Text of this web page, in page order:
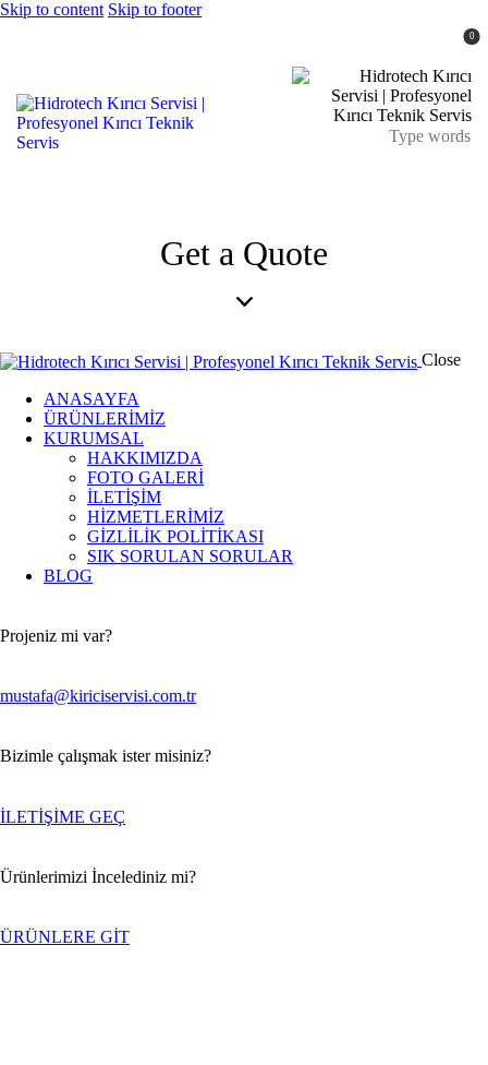
Skip to content Skip to footer
0
Get a Quote
Close
ANASAYFA
ÜRÜNLERİMİZ
KURUMSAL
HAKKIMIZDA
FOTO GALERİ
İLETİŞİM
HİZMETLERİMİZ
GİZLİLİK POLİTİKASI
SIK SORULAN SORULAR
BLOG
Projeniz mi var?
mustafa@kiriciservisi.com.tr
Bizimle çalışmak ister misiniz?
İLETİŞİME GEÇ
Ürünlerimizi İncelediniz mi?
ÜRÜNLERE GİT